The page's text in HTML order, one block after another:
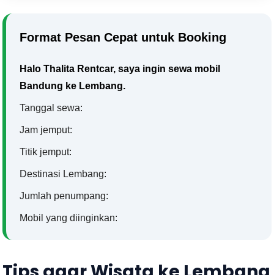
Format Pesan Cepat untuk Booking
Halo Thalita Rentcar, saya ingin sewa mobil
Bandung ke Lembang.
Tanggal sewa:
Jam jemput:
Titik jemput:
Destinasi Lembang:
Jumlah penumpang:
Mobil yang diinginkan: